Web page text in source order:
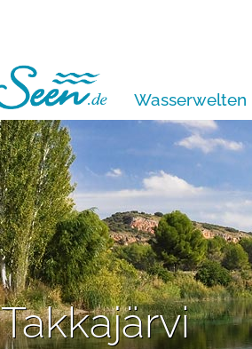
Wasserwelten
Takkajärvi